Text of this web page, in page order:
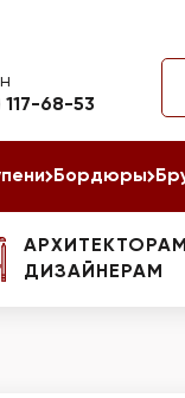
117-68-53
Бордюры
ДИЗАЙНЕРАМ